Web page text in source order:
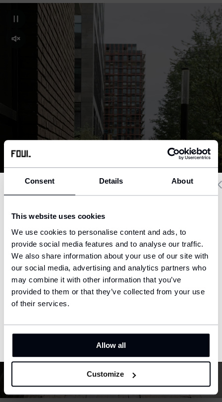
Consent Details About
This website uses cookies
We use cookies to personalise content and ads, to
provide social media features and to analyse our traffic.
We also share information about your use of our site with
our social media, advertising and analytics partners who
may combine it with other information that you’ve
provided to them or that they’ve collected from your use
of their services.
Allow all
Customize
your location.
United States (USD)
Ship to
English
Language
CONFIRM